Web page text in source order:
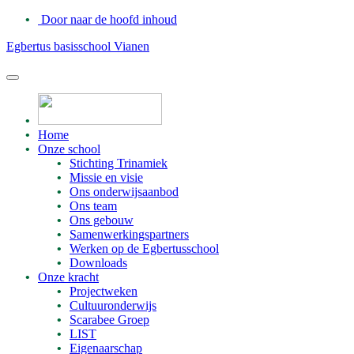
Door naar de hoofd inhoud
Egbertus basisschool Vianen
Header
Rechts
Home
Onze school
Stichting Trinamiek
Missie en visie
Ons onderwijsaanbod
Ons team
Ons gebouw
Samenwerkingspartners
Werken op de Egbertusschool
Downloads
Onze kracht
Projectweken
Cultuuronderwijs
Scarabee Groep
LIST
Eigenaarschap